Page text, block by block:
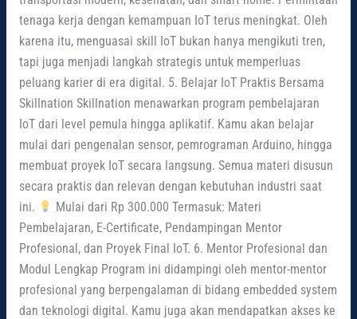
tenaga kerja dengan kemampuan IoT terus meningkat. Oleh
karena itu, menguasai skill IoT bukan hanya mengikuti tren,
tapi juga menjadi langkah strategis untuk memperluas
peluang karier di era digital. 5. Belajar IoT Praktis Bersama
Skillnation Skillnation menawarkan program pembelajaran
IoT dari level pemula hingga aplikatif. Kamu akan belajar
mulai dari pengenalan sensor, pemrograman Arduino, hingga
membuat proyek IoT secara langsung. Semua materi disusun
secara praktis dan relevan dengan kebutuhan industri saat
ini.
Mulai dari Rp 300.000 Termasuk: Materi
Pembelajaran, E-Certificate, Pendampingan Mentor
Profesional, dan Proyek Final IoT. 6. Mentor Profesional dan
Modul Lengkap Program ini didampingi oleh mentor-mentor
profesional yang berpengalaman di bidang embedded system
dan teknologi digital. Kamu juga akan mendapatkan akses ke